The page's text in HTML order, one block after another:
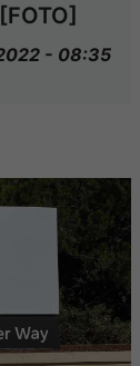
- 08:35